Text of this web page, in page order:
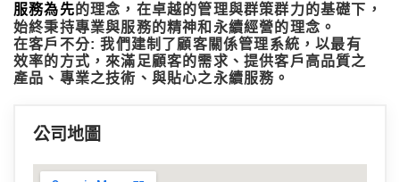
服務為先的理念，在卓越的管理與群策群力的基礎下，
始終秉持專業與服務的精神和永續經營的理念。
在客戶不分:我們建制了顧客關係管理系統，以最有
效率的方式，來滿足顧客的需求、 提供客戶高品質之
產品、專業之技術、與貼心之永續服務。
公司地圖